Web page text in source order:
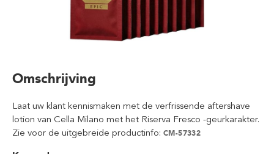
Omschrijving
Laat uw klant kennismaken met de verfrissende aftershave
lotion van Cella Milano met het Riserva Fresco -geurkarakter.
Zie voor de uitgebreide productinfo: CM-57332